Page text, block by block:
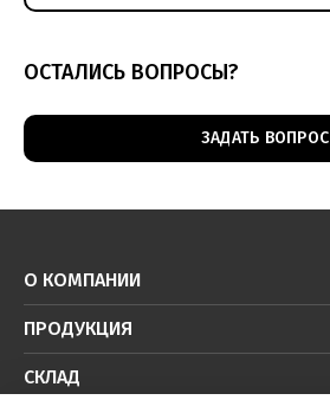
ОСТАЛИСЬ ВОПРОСЫ?
ЗАДАТЬ ВОПРОС
О КОМПАНИИ
ПРОДУКЦИЯ
СКЛАД